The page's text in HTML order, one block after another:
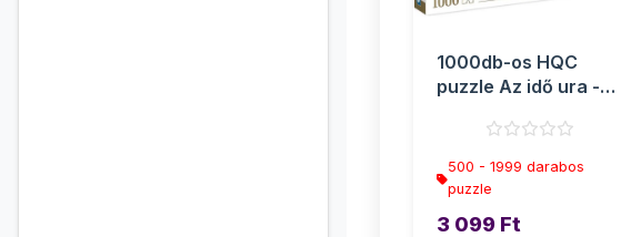
1000db-os HQC
puzzle Az idő ura -
500 - 1999 darabos
puzzle
3 099 Ft